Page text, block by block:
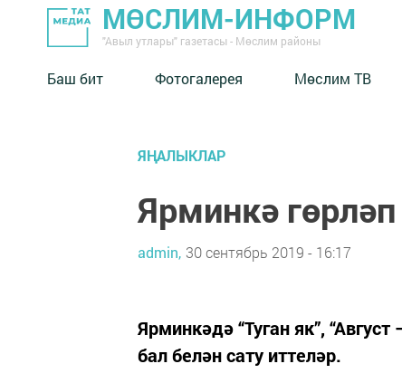
МӨСЛИМ-ИНФОРМ
"Авыл утлары" газетасы - Мөслим районы
Баш бит Фотогалерея Мөслим ТВ
ЯҢАЛЫКЛАР
Ярминкә
admin, 30 сентябрь 2019 - 16:17
Ярминкәдә “Туган як”,
бал белән сату иттеләр.